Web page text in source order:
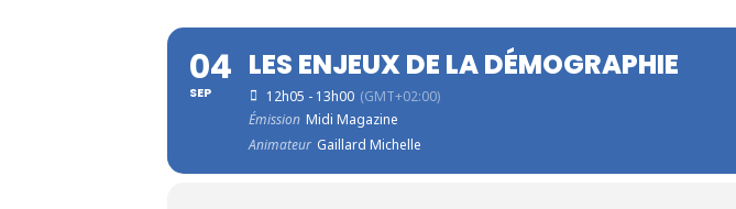
04
SEP
LES ENJEUX DE LA DÉMOGRAPHIE
12h05 - 13h00 (GMT+02:00)
Émission Midi Magazine
Animateur Gaillard Michelle